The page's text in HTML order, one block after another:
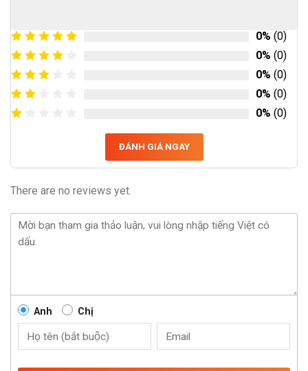
0% (0)
0% (0)
0% (0)
0% (0)
0% (0)
ĐÁNH GIÁ NGAY
There are no reviews yet.
Anh Chị